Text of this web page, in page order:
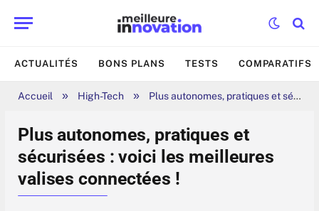
ACTUALITÉS BONS PLANS TESTS COMPARATIFS
Accueil » High-Tech » Plus autonomes, pratiques et sécurisées : voici les meilleures valises connectées !
Plus autonomes, pratiques et
sécurisées : voici les meilleures
valises connectées !